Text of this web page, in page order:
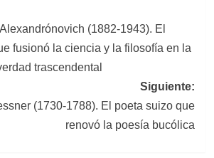
(1882-1943). El
fusionó la ciencia y la filosofía en la
trascendental
Siguiente:
(1730-1788). El poeta suizo que
renovó la poesía bucólica